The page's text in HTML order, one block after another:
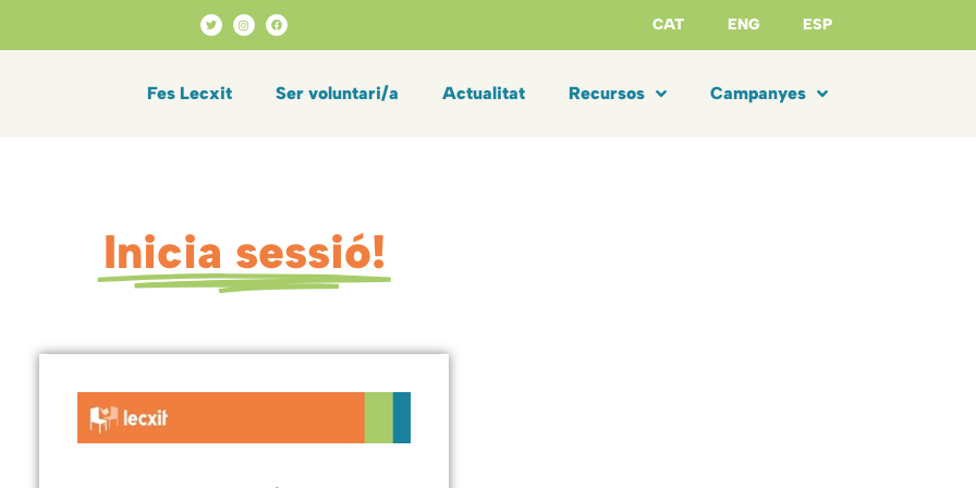
CAT ENG ESP
Fes Lecxit Ser voluntari/a Actualitat Recursos Campanyes
Inicia sessió!